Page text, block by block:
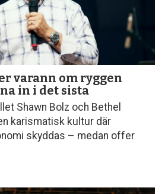
varann om ryggen
in i det sista
Shawn Bolz och Bethel
karismatisk kultur där
skyddas – medan offer